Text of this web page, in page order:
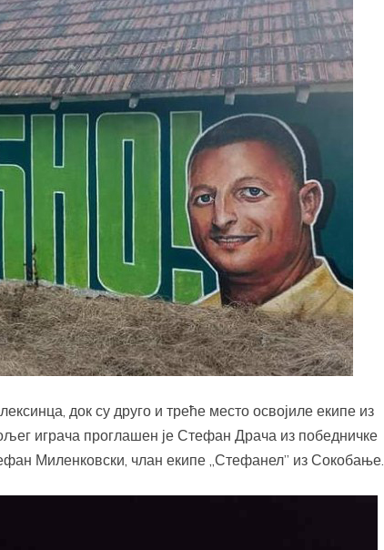
док су друго и треће место освојиле екипе из
играча проглашен је Стефан Драча из победничке
Миленковски, члан екипе „Стефанел” из Сокобање.